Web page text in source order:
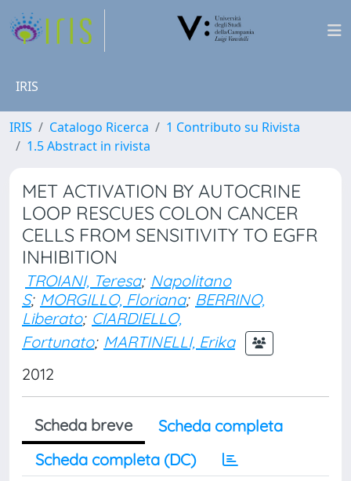
IRIS
IRIS Catalogo Ricerca
1 Contributo su Rivista
1.5 Abstract in rivista
MET ACTIVATION BY AUTOCRINE
LOOP RESCUES COLON CANCER
CELLS FROM SENSITIVITY TO EGFR
INHIBITION
TROIANI, Teresa; Napolitano
S; MORGILLO, Floriana; BERRINO,
Liberato; CIARDIELLO,
Fortunato; MARTINELLI, Erika
2012
Scheda breve
Scheda completa
Scheda completa (DC)